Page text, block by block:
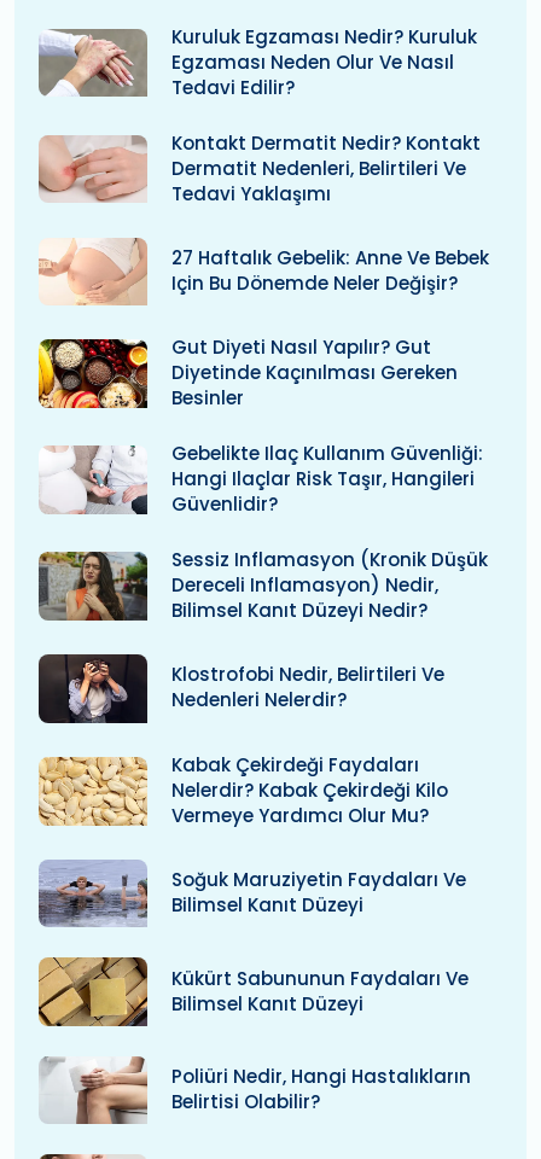
Kuruluk Egzaması Nedir? Kuruluk
Egzaması Neden Olur Ve Nasıl
Tedavi Edilir?
Kontakt Dermatit Nedir? Kontakt
Dermatit Nedenleri, Belirtileri Ve
Tedavi Yaklaşımı
27 Haftalık Gebelik: Anne Ve Bebek
Için Bu Dönemde Neler Değişir?
Gut Diyeti Nasıl Yapılır? Gut
Diyetinde Kaçınılması Gereken
Besinler
Gebelikte Ilaç Kullanım Güvenliği:
Hangi Ilaçlar Risk Taşır, Hangileri
Güvenlidir?
Sessiz Inflamasyon (kronik Düşük
Dereceli Inflamasyon) Nedir,
Bilimsel Kanıt Düzeyi Nedir?
Klostrofobi Nedir, Belirtileri Ve
Nedenleri Nelerdir?
Kabak Çekirdeği Faydaları
Nelerdir? Kabak Çekirdeği Kilo
Vermeye Yardımcı Olur Mu?
Soğuk Maruziyetin Faydaları Ve
Bilimsel Kanıt Düzeyi
Kükürt Sabununun Faydaları Ve
Bilimsel Kanıt Düzeyi
Poliüri Nedir, Hangi Hastalıkların
Belirtisi Olabilir?